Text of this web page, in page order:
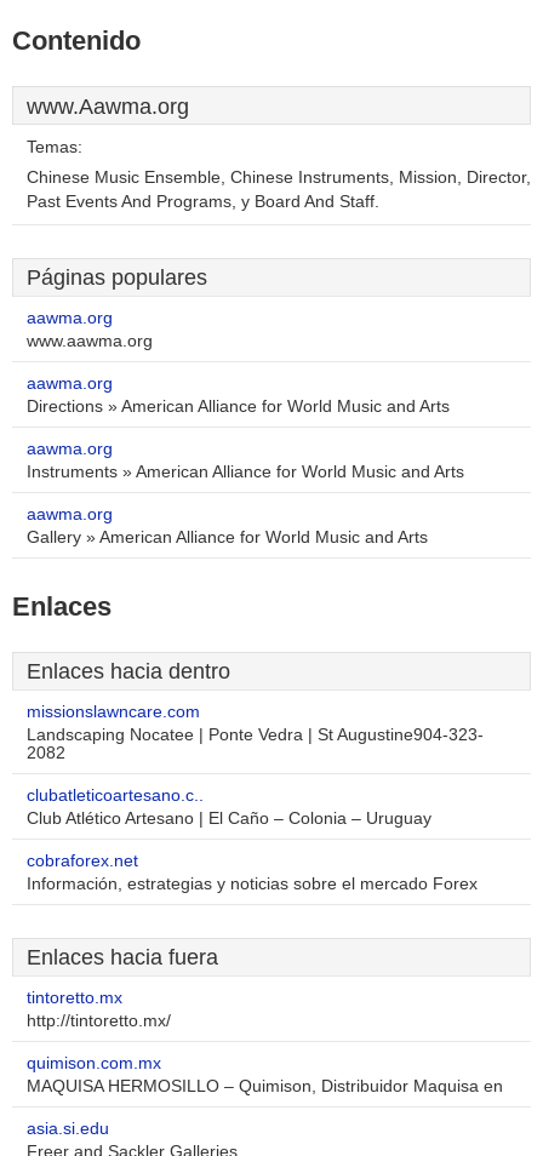
Contenido
www.Aawma.org
Temas:
Chinese Music Ensemble, Chinese Instruments, Mission, Director,
Past Events And Programs, y Board And Staff.
Páginas populares
aawma.org
www.aawma.org
aawma.org
Directions » American Alliance for World Music and Arts
aawma.org
Instruments » American Alliance for World Music and Arts
aawma.org
Gallery » American Alliance for World Music and Arts
Enlaces
Enlaces hacia dentro
missionslawncare.com
Landscaping Nocatee | Ponte Vedra | St Augustine904-323-
2082
clubatleticoartesano.c..
Club Atlético Artesano | El Caño – Colonia – Uruguay
cobraforex.net
Información, estrategias y noticias sobre el mercado Forex
Enlaces hacia fuera
tintoretto.mx
http://tintoretto.mx/
quimison.com.mx
MAQUISA HERMOSILLO – Quimison, Distribuidor Maquisa en
asia.si.edu
Freer and Sackler Galleries